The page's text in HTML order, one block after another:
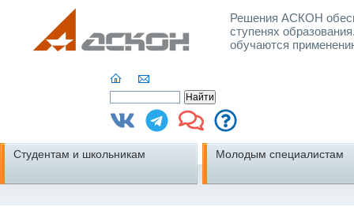
Решения АСКОН
ступенях
обучаются
Студентам и школьникам Молодым специалистам